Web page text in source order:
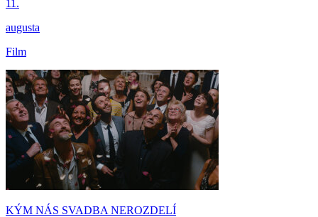
11.
augusta
Film
KÝM NÁS SVADBA NEROZDELÍ